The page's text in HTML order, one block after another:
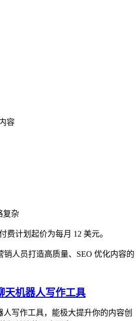
容
复杂
费计划起价为每月 12 美元。
销人员打造高质量、SEO 优化内容的
天机器人写作工具
写作工具，能极大提升你的内容创